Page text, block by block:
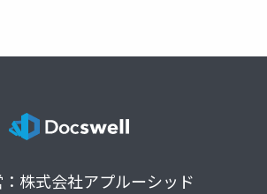
株式会社アプルーシッド